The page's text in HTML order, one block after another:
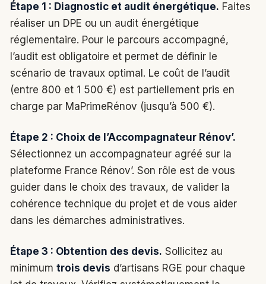
Étape 1 : Diagnostic et audit énergétique. Faites
réaliser un DPE ou un audit énergétique
réglementaire. Pour le parcours accompagné,
l’audit est obligatoire et permet de définir le
scénario de travaux optimal. Le coût de l’audit
(entre 800 et 1 500 €) est partiellement pris en
charge par MaPrimeRénov (jusqu’à 500 €).
Étape 2 : Choix de l’Accompagnateur Rénov’.
Sélectionnez un accompagnateur agréé sur la
plateforme France Rénov’. Son rôle est de vous
guider dans le choix des travaux, de valider la
cohérence technique du projet et de vous aider
dans les démarches administratives.
Étape 3 : Obtention des devis. Sollicitez au
minimum trois devis d’artisans RGE pour chaque